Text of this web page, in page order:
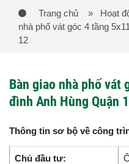
Trang chủ » Hoạt
nhà phố vát góc 4 tầng
12
Bàn giao nhà phố vát
đình Anh Hùng Quận
Thông tin sơ bộ về công
Chủ đầu tư: